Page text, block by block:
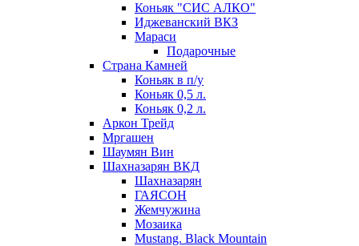
Коньяк "СИС АЛКО"
Иджеванский ВКЗ
Мараси
Подарочные
Страна Камней
Коньяк в п/у
Коньяк 0,5 л.
Коньяк 0,2 л.
Аркон Трейд
Мргашен
Шаумян Вин
Шахназарян ВКД
Шахназарян
ГАЯСОН
Жемчужина
Мозаика
Mustang. Black Mountain